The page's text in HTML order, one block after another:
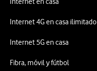
Internet 4G en casa ilimitado
Internet 5G en casa
Fibra, móvil y fútbol